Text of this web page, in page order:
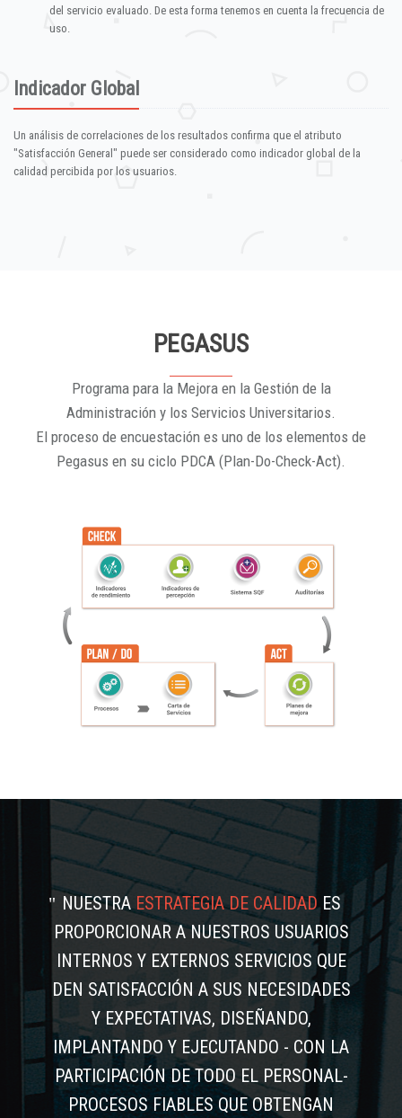
del servicio evaluado. De esta forma tenemos en cuenta la frecuencia de
uso.
Indicador Global
Un análisis de correlaciones de los resultados confirma que el atributo
"Satisfacción General" puede ser considerado como indicador global de la
calidad percibida por los usuarios.
PEGASUS
Programa para la Mejora en la Gestión de la
Administración y los Servicios Universitarios.
El proceso de encuestación es uno de los elementos de
Pegasus en su ciclo PDCA (Plan-Do-Check-Act).
NUESTRAESTRATEGIA DE CALIDADES
PROPORCIONAR A NUESTROS USUARIOS
INTERNOS Y EXTERNOS SERVICIOS QUE
DEN SATISFACCIÓN A SUS NECESIDADES
Y EXPECTATIVAS, DISEÑANDO,
IMPLANTANDO Y EJECUTANDO - CON LA
PARTICIPACIÓN DE TODO EL PERSONAL-
PROCESOS FIABLES QUE OBTENGAN